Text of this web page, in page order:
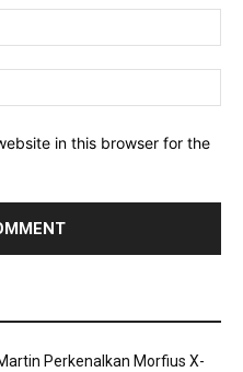
in this browser for the
Perkenalkan Morfius X-